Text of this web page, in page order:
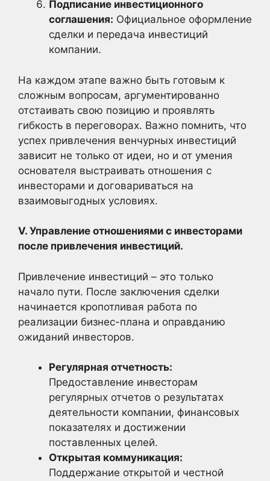
Подписание инвестиционного
соглашения: Официальное оформление
сделки и передача инвестиций
компании.
На каждом этапе важно быть готовым к
сложным вопросам, аргументированно
отстаивать свою позицию и проявлять
гибкость в переговорах. Важно помнить, что
успех привлечения венчурных инвестиций
зависит не только от идеи, но и от умения
основателя выстраивать отношения с
инвесторами и договариваться на
взаимовыгодных условиях.
V. Управление отношениями с инвесторами
после привлечения инвестиций.
Привлечение инвестиций – это только
начало пути. После заключения сделки
начинается кропотливая работа по
реализации бизнес-плана и оправданию
ожиданий инвесторов.
Регулярная отчетность:
Предоставление инвесторам
регулярных отчетов о результатах
деятельности компании, финансовых
показателях и достижении
поставленных целей.
Открытая коммуникация:
Поддержание открытой и честной